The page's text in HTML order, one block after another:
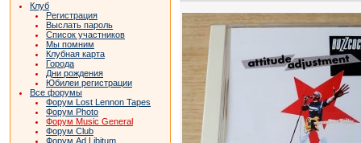
Клуб
Регистрация
Выслать пароль
Список участников
Мы помним
Клубная карта
Города
Дни рождения
Юбилеи регистрации
Все форумы
Форум Lost Lennon Tapes
Форум Photo
Форум Music General
Форум Club
Форум Ad Libitum